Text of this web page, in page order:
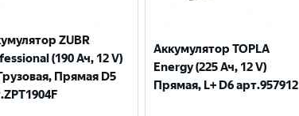
ZUBR
(190 Ач, 12 V)
Прямая D5
Аккумулятор TOPLA
Energy (225 Ач, 12 V)
Прямая, L+ D6 арт.957912